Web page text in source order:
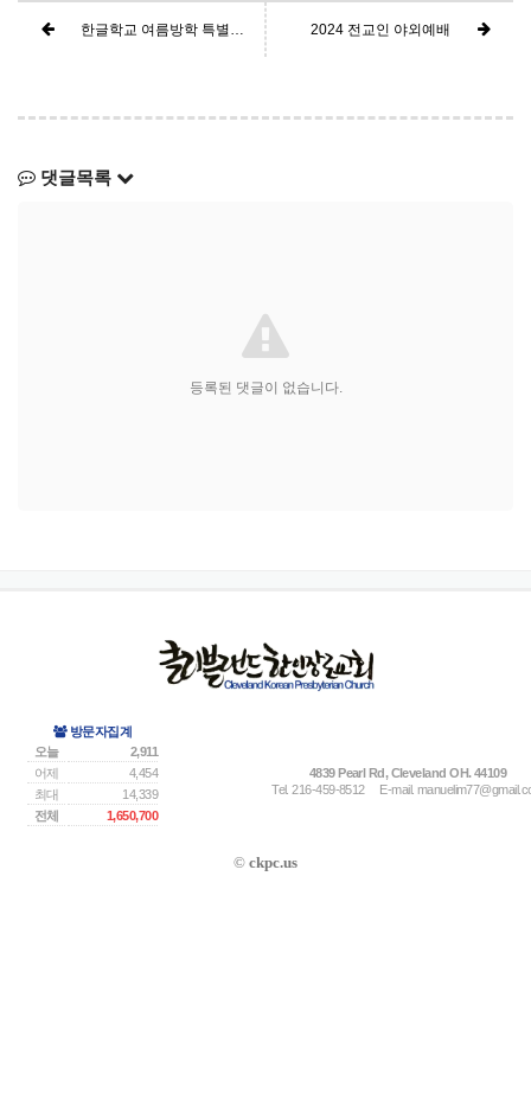
한글학교 여름방학 특별활동: 태권도 2024 전교인 야외예배
댓글목록
등록된 댓글이 없습니다.
방문자집계
오늘
2,911
어제
4,454
최대
14,339
전체
1,650,700
4839 Pearl Rd, Cleveland OH. 44109
Tel. 216-459-8512
E-mail.
© ckpc.us